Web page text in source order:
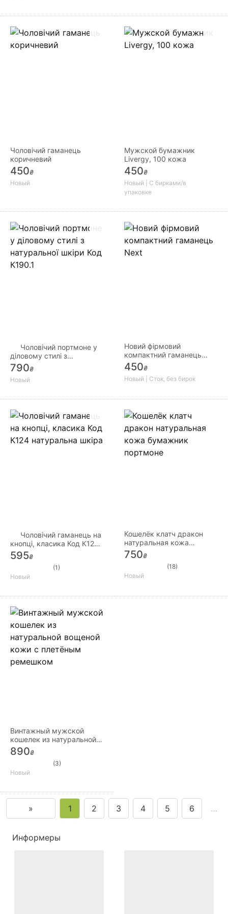
Чоловічий гаманець
коричневий
450₴
Новый
Мужской бумажник
Livergy, 100 кожа
450₴
Новый | С бирками/в
упаковке
Чоловічий портмоне у
діловому стилі з
натуральної шкіри Код
К190.1
790₴
Новый
Новий фірмовий
компактний гаманець
Next
450₴
Новый | Сток, без бирок
Чоловічий гаманець на
кнопці, класика Код К124
натуральна шкіра
595₴
(1)
Новый
Кошелёк клатч дракон
натуральная кожа
750₴
(18)
Новый
Винтажный мужской
кошелек из натуральной
вощеной кожи с
плетёным ремешком
890₴
(3)
Новый
» 1 2 3 4 5 6 …
Информеры